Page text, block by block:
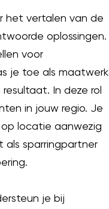
het vertalen van de
oplossingen.
voor
je toe als maatwerk
In deze rol
in jouw regio. Je
locatie aanwezig
als sparringpartner
je bij